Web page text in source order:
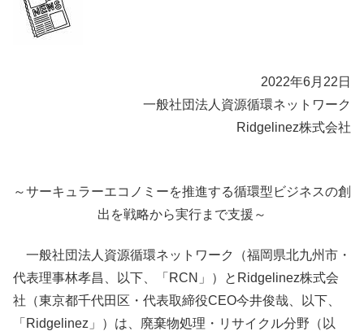
2022年6月22日
一般社団法人資源循環ネットワーク
Ridgelinez株式会社
～サーキュラーエコノミーを推進する循環型ビジネスの創
出を戦略から実行まで支援～
一般社団法人資源循環ネットワーク（福岡県北九州市・
代表理事林孝昌、以下、「RCN」）とRidgelinez株式会
社（東京都千代田区・代表取締役CEO今井俊哉、以下、
「Ridgelinez」）は、廃棄物処理・リサイクル分野（以